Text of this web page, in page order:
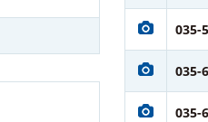
035-
035-
035-